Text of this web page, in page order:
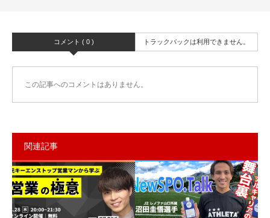
コメント ( 0 ) トラックバックは利用できません。
この記事へのコメントはありません。
関連記事